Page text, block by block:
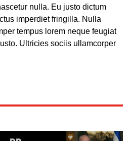
nulla. Eu justo dictum
imperdiet fringilla. Nulla
tempus lorem neque feugiat
Ultricies sociis ullamcorper